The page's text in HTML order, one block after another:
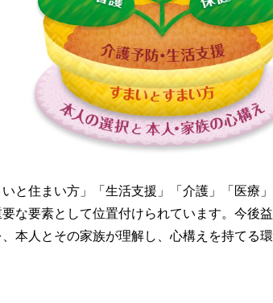
と住まい方」「生活支援」「介護」「医療
な要素として位置付けられています。今後
本人とその家族が理解し、心構えを持てる